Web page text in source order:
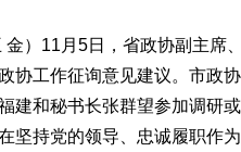
）11月5日，省政协副主席
协工作征询意见建议。市政
建和秘书长张群望参加调研
坚持党的领导、忠诚履职作